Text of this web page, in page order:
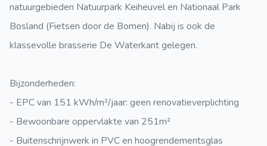
natuurgebieden Natuurpark Keiheuvel en Nationaal Park
Bosland (Fietsen door de Bomen). Nabij is ook de
klassevolle brasserie De Waterkant gelegen.
Bijzonderheden:
- EPC van 151 kWh/m²/jaar: geen renovatieverplichting
- Bewoonbare oppervlakte van 251m²
- Buitenschrijnwerk in PVC en hoogrendementsglas